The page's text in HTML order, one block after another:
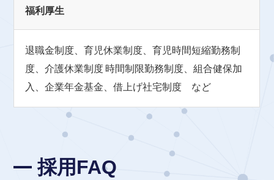
福利厚生
退職金制度、育児休業制度、育児時間短縮勤務制
度、介護休業制度 時間制限勤務制度、組合健保加
入、企業年金基金、借上げ社宅制度 など
採用FAQ